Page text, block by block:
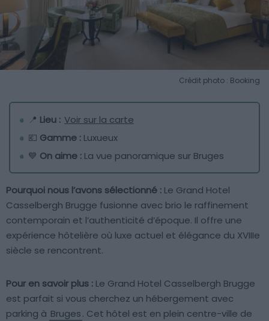
Crédit photo : Booking
📍 Lieu : Voir sur la carte
💶 Gamme : Luxueux
💙 On aime : La vue panoramique sur Bruges
Pourquoi nous l’avons sélectionné : Le Grand Hotel
Casselbergh Brugge fusionne avec brio le raffinement
contemporain et l’authenticité d’époque. Il offre une
expérience hôtelière où luxe actuel et élégance du XVIIIe
siècle se rencontrent.
Pour en savoir plus : Le Grand Hotel Casselbergh Brugge
est parfait si vous cherchez un hébergement avec
parking à Bruges. Cet hôtel est en plein centre-ville de